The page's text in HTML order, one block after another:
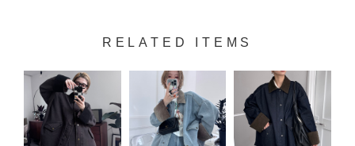
RELATED ITEMS